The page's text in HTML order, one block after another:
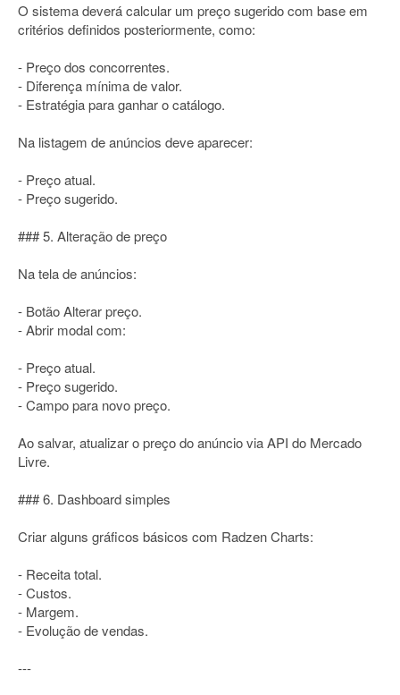
O sistema deverá calcular um preço sugerido com base em
critérios definidos posteriormente, como:
- Preço dos concorrentes.
- Diferença mínima de valor.
- Estratégia para ganhar o catálogo.
Na listagem de anúncios deve aparecer:
- Preço atual.
- Preço sugerido.
### 5. Alteração de preço
Na tela de anúncios:
- Botão Alterar preço.
- Abrir modal com:
- Preço atual.
- Preço sugerido.
- Campo para novo preço.
Ao salvar, atualizar o preço do anúncio via API do Mercado
Livre.
### 6. Dashboard simples
Criar alguns gráficos básicos com Radzen Charts:
- Receita total.
- Custos.
- Margem.
- Evolução de vendas.
---